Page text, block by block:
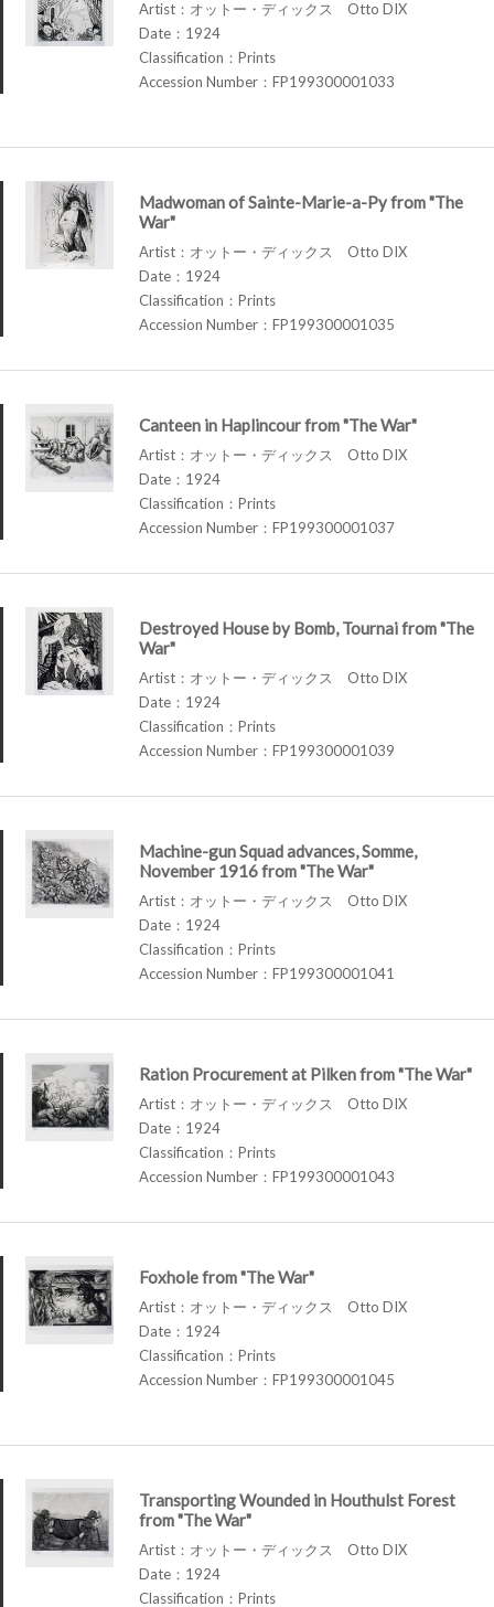
Artist：オットー・ディックス Otto DIX
Date：1924
Classification：Prints
Accession Number：FP199300001033
Madwoman of Sainte-Marie-a-Py from "The
War"
Artist：オットー・ディックス Otto DIX
Date：1924
Classification：Prints
Accession Number：FP199300001035
Canteen in Haplincour from "The War"
Artist：オットー・ディックス Otto DIX
Date：1924
Classification：Prints
Accession Number：FP199300001037
Destroyed House by Bomb, Tournai from "The
War"
Artist：オットー・ディックス Otto DIX
Date：1924
Classification：Prints
Accession Number：FP199300001039
Machine-gun Squad advances, Somme,
November 1916 from "The War"
Artist：オットー・ディックス Otto DIX
Date：1924
Classification：Prints
Accession Number：FP199300001041
Ration Procurement at Pilken from "The War"
Artist：オットー・ディックス Otto DIX
Date：1924
Classification：Prints
Accession Number：FP199300001043
Foxhole from "The War"
Artist：オットー・ディックス Otto DIX
Date：1924
Classification：Prints
Accession Number：FP199300001045
Transporting Wounded in Houthulst Forest
from "The War"
Artist：オットー・ディックス Otto DIX
Date：1924
Classification：Prints